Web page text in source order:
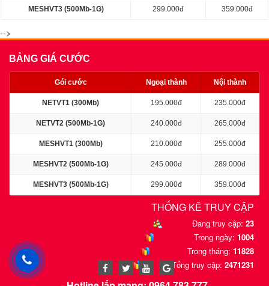
MESHVT3 (500Mb-1G) 299.000đ 359.000đ
-->
BẢNG GIÁ CƯỚC
Gói cước Ngoại thành Nội thành
NETVT1 (300Mb) 195.000đ 235.000đ
NETVT2 (500Mb-1G) 240.000đ 265.000đ
MESHVT1 (300Mb) 210.000đ 255.000đ
MESHVT2 (500Mb-1G) 245.000đ 289.000đ
MESHVT3 (500Mb-1G) 299.000đ 359.000đ
THỐNG KÊ TRUY CẬP
Đang truy cập: 23
Trong ngày: 1004
Trong tháng: 11828
Tổng truy cập: 2471231
Cáp quang : Cáp quang